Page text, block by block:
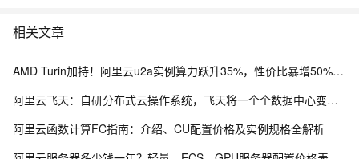
相关文章
AMD Turin加持！阿里云u2a实例算力跃升35%，性价比暴增50%，通用算力新王登场
阿里云飞天：自研分布式云操作系统，飞天将一个个数据中心变成一台超级计算机！
阿里云函数计算FC指南：介绍、CU配置价格及实例规格全解析